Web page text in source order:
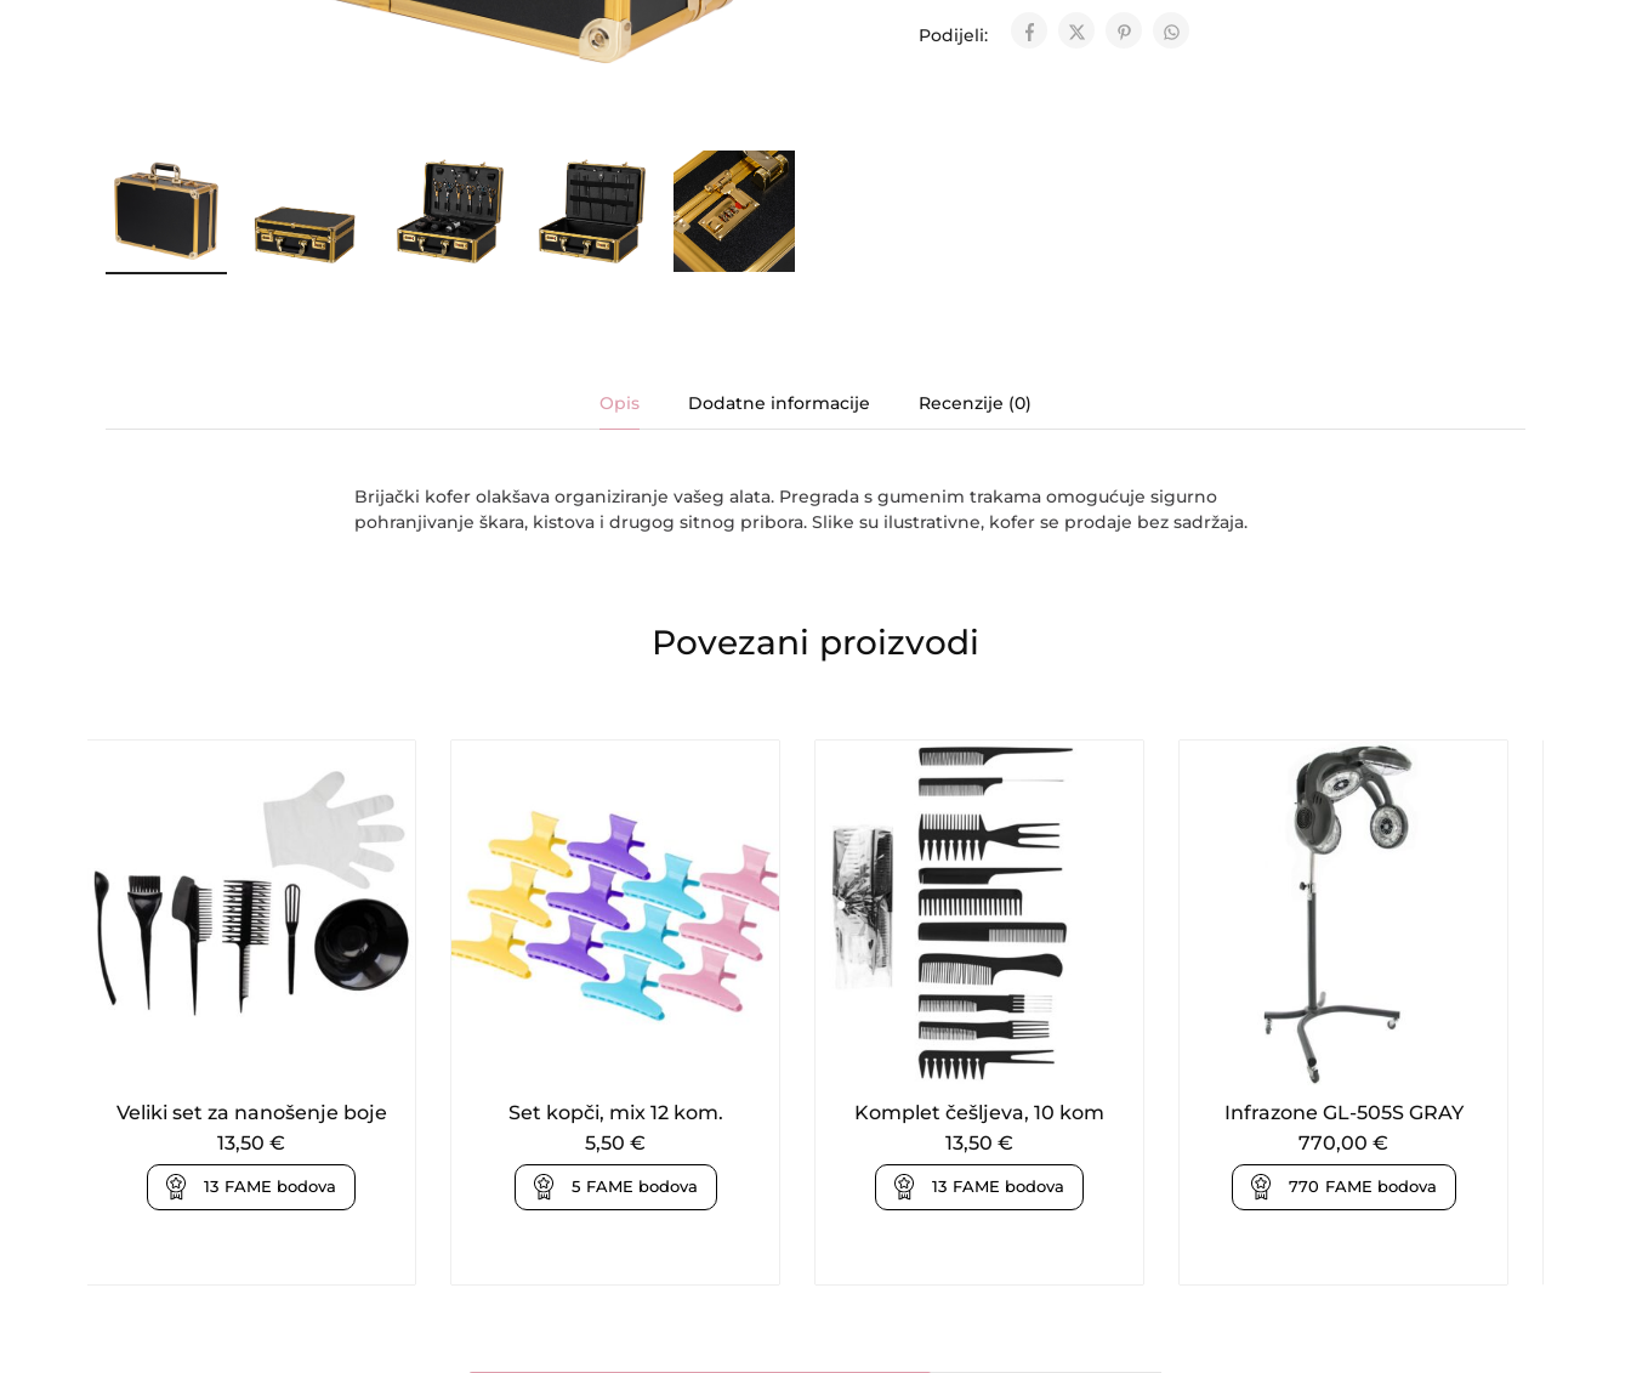
Podijeli:
Opis Dodatne informacije Recenzije (0)
Brijački kofer olakšava organiziranje vašeg alata. Pregrada s gumenim trakama omogućuje sigurno
pohranjivanje škara, kistova i drugog sitnog pribora. Slike su ilustrativne, kofer se prodaje bez sadržaja.
Povezani proizvodi
Veliki set za nanošenje boje
13,50 €
13 FAME bodova
Set kopči, mix 12 kom.
5,50 €
5 FAME bodova
Komplet češljeva, 10 kom
13,50 €
13 FAME bodova
Infrazone GL-505S GRAY
770,00 €
770 FAME bodova